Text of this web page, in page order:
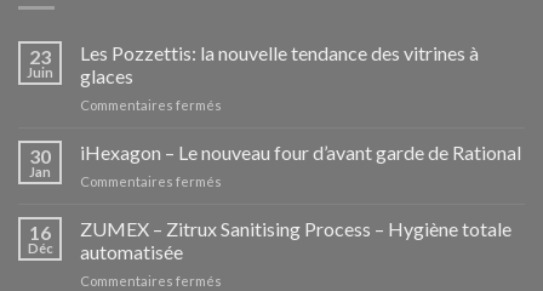
23
Juin
Les Pozzettis: la nouvelle tendance des vitrines à
glaces
Commentaires fermés
Pozzettis:
la
des
30
Jan
iHexagon – Le nouveau four d’avant garde de Rational
Commentaires fermés
–
Le
16
Déc
ZUMEX – Zitrux Sanitising Process – Hygiène totale
automatisée
Commentaires fermés